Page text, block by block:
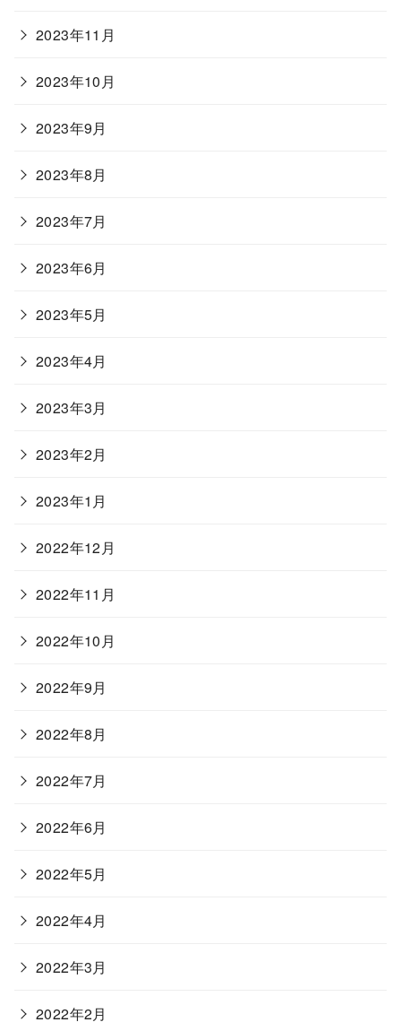
2023年11月
2023年10月
2023年9月
2023年8月
2023年7月
2023年6月
2023年5月
2023年4月
2023年3月
2023年2月
2023年1月
2022年12月
2022年11月
2022年10月
2022年9月
2022年8月
2022年7月
2022年6月
2022年5月
2022年4月
2022年3月
2022年2月